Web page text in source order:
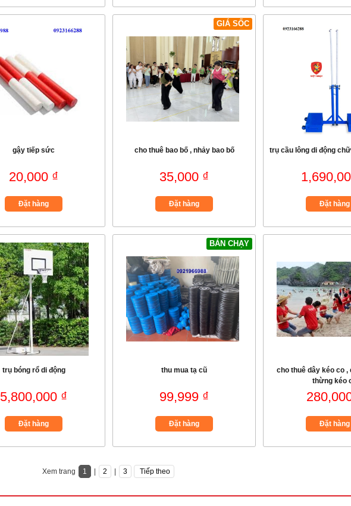
gậy tiếp sức
20,000 ₫
Đặt hàng
GIÁ SỐC
cho thuê bao bố , nhảy bao bố
35,000 ₫
Đặt hàng
trụ cầu lông di động
Đặt hàng
trụ bóng rổ di động
5,800,000 ₫
Đặt hàng
BÁN CHẠY
thu mua tạ cũ
99,999 ₫
Đặt hàng
cho thuê dây kéo co ,
thừng kéo
Đặt hàng
Xem trang 1 2 3 Tiếp theo